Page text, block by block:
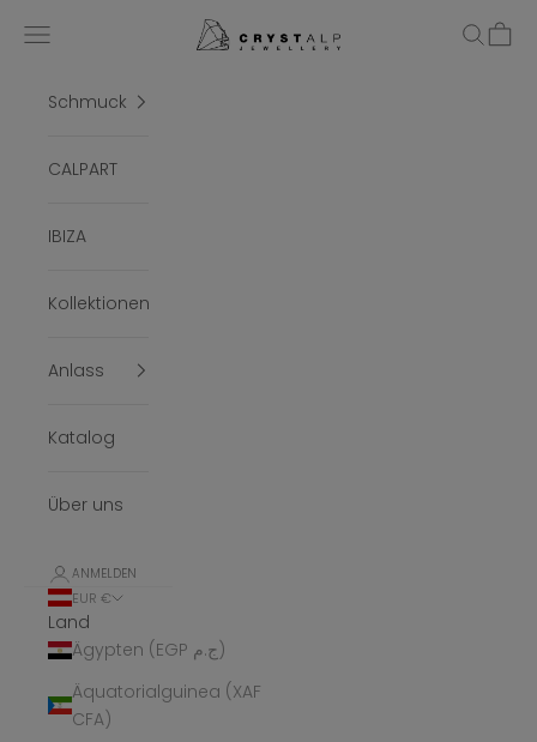
crystalpjewelry
Menü Suchen
Schmuck
CALPART
IBIZA
Kollektionen
Anlass
Katalog
Über uns
ANMELDEN
EUR €
Land
Ägypten (EGP ج.م)
Äquatorialguinea (XAF
CFA)